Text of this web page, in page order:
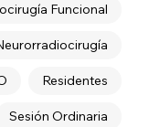
Funcional
Residentes
Sesión Ordinaria